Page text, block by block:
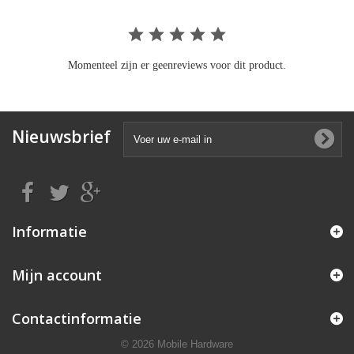
Momenteel zijn er geenreviews voor dit product.
Nieuwsbrief
Informatie
Mijn account
Contactinformatie
© 2026 Mobile Hardware